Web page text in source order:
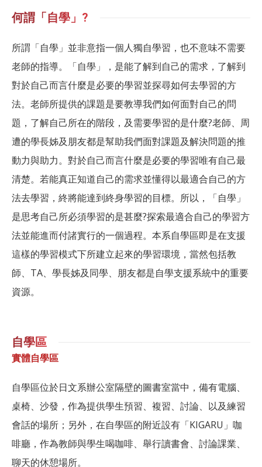
何謂「自學」?
所謂「自學」並非意指一個人獨自學習，也不意味不需要
老師的指導。「自學」，是能了解到自己的需求，了解到
對於自己而言什麼是必要的學習並探尋如何去學習的方
法。老師所提供的課題是要教導我們如何面對自己的問
題，了解自己所在的階段，及需要學習的是什麼?老師、周
遭的學長姊及朋友都是幫助我們面對課題及解決問題的推
動力與助力。對於自己而言什麼是必要的學習唯有自己最
清楚。若能真正知道自己的需求並懂得以最適合自己的方
法去學習，終將能達到終身學習的目標。所以，「自學」
是思考自己所必須學習的是甚麼?探索最適合自己的學習方
法並能進而付諸實行的一個過程。本系自學區即是在支援
這樣的學習模式下所建立起來的學習環境，當然包括教
師、TA、學長姊及同學、朋友都是自學支援系統中的重要
資源。
自學區
實體自學區
自學區位於日文系辦公室隔壁的圖書室當中，備有電腦、
桌椅、沙發，作為提供學生預習、複習、討論、以及練習
會話的場所；另外，在自學區的附近設有「KIGARU」咖
啡廳，作為教師與學生喝咖啡、舉行讀書會、討論課業、
聊天的休憩場所。